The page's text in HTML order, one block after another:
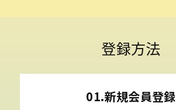
登録方法
01.新規会員登録